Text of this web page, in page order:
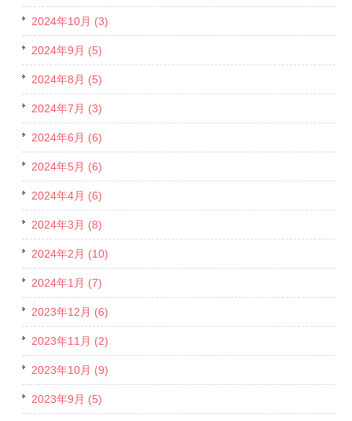
2024年10月 (3)
2024年9月 (5)
2024年8月 (5)
2024年7月 (3)
2024年6月 (6)
2024年5月 (6)
2024年4月 (6)
2024年3月 (8)
2024年2月 (10)
2024年1月 (7)
2023年12月 (6)
2023年11月 (2)
2023年10月 (9)
2023年9月 (5)